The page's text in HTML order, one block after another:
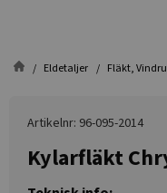
Eldetaljer Fläkt,
Artikelnr: 96-095-2014
Kylarfläkt